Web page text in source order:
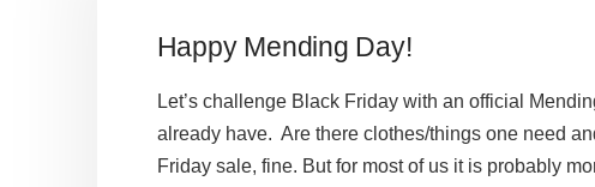
Happy Mending Day!
Let’s challenge Black Friday with an official
already have. Are there clothes/things one need
Friday sale, fine. But for most of us it is probably